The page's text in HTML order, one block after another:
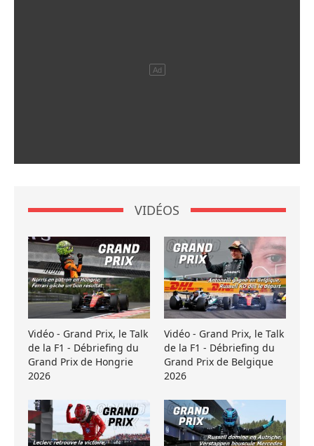
VIDÉOS
Vidéo - Grand Prix, le Talk
de la F1 - Débriefing du
Grand Prix de Hongrie
2026
Vidéo - Grand Prix, le Talk
de la F1 - Débriefing du
Grand Prix de Belgique
2026